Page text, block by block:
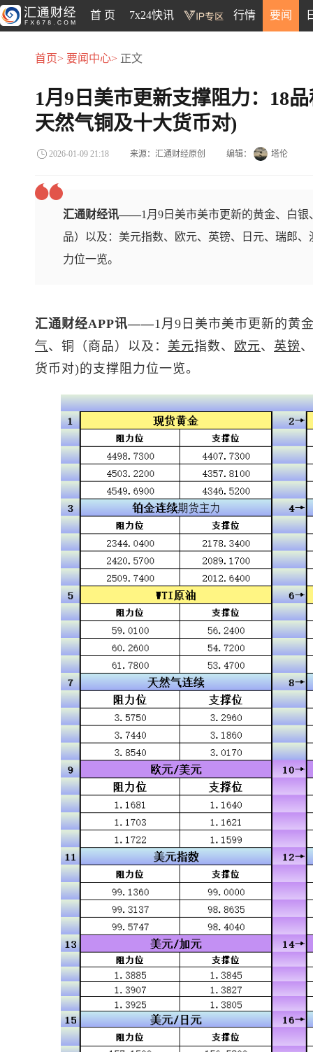
首 页 7x24快讯 行情 要闻
首页> 要闻中心> 正文
1月9日美市更新支撑阻力：18
天然气铜及十大货币对)
2026-01-09 21:18 来源：汇通财经原创 编辑： 塔伦
汇通财经讯——1月9日美市美市更新的黄金、白
品）以及：美元指数、欧元、英镑、日元、瑞郎
力位一览。
汇通财经APP讯——1月9日美市美市更新的黄
气、铜（商品）以及： 美元指数、 欧元、 英镑、
货币对)的支撑阻力位一览。